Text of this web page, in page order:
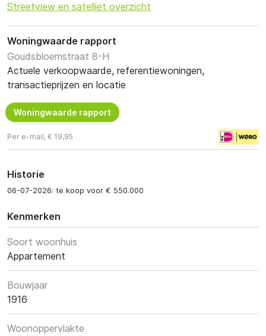
Streetview en satelliet overzicht
Woningwaarde rapport
Goudsbloemstraat 8-H
Actuele verkoopwaarde, referentiewoningen,
transactieprijzen en locatie
Woningwaarde rapport
Per e-mail, € 19,95
Historie
06-07-2026: te koop voor € 550.000
Kenmerken
Soort woonhuis
Appartement
Bouwjaar
1916
Woonoppervlakte